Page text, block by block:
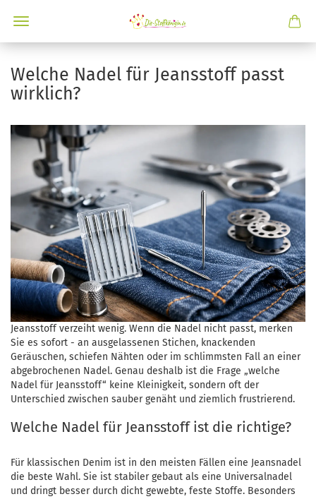
Welche Nadel für Jeansstoff passt
wirklich?
Jeansstoff verzeiht wenig. Wenn die Nadel nicht passt, merken
Sie es sofort - an ausgelassenen Stichen, knackenden
Geräuschen, schiefen Nähten oder im schlimmsten Fall an einer
abgebrochenen Nadel. Genau deshalb ist die Frage „welche
Nadel für Jeansstoff“ keine Kleinigkeit, sondern oft der
Unterschied zwischen sauber genäht und ziemlich frustrierend.
Welche Nadel für Jeansstoff ist die richtige?
Für klassischen Denim ist in den meisten Fällen eine Jeansnadel
die beste Wahl. Sie ist stabiler gebaut als eine Universalnadel
und dringt besser durch dicht gewebte, feste Stoffe. Besonders